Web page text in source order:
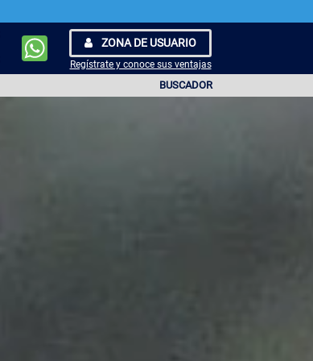
ZONA DE USUARIO
Regístrate y conoce sus ventajas
BUSCADOR